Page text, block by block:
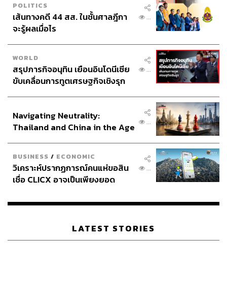
ปรากฏการณ์นี้ถูกตั้งฉายาโดยนักวิจารณ์บางส่วนว่า
‘Donald Dash’ เพราะตัวเลขพุ่งสูงขึ้นในสมัยที่ 2 ของทรัมป์
แต่จริงๆ แล้วแนวโน้มนี้ก่อตัวมาหลายปี โดยได้แรงหนุนจาก
การทำงานทางไกลที่แพร่หลาย, ค่าครองชีพที่สูงขึ้น และ
ความต้องการไลฟ์สไตล์ในต่างแดนที่รู้สึกว่าเอื้อมถึงได้ โดย
เฉพาะในยุโรป
แม้จะยังไม่มีชุดข้อมูลใดที่ระบุจำนวนได้แม่นยำ แต่ประเมิน
กันว่ามีชาวอเมริกันราว 4-9 ล้านคนที่ใช้ชีวิตอยู่นอกสหรัฐฯ
อยู่แล้ว กระทรวงการต่างประเทศสหรัฐฯ ประเมินว่าในปี
2022 มีชาวอเมริกันอาศัยในเม็กซิโก 1.6 ล้านคน ส่วน
อังกฤษมีมากกว่า 3.25 แสนคน ซึ่งเป็นส่วนหนึ่งของชาว
อเมริกันกว่า 1.5 ล้านคนที่อาศัยในยุโรป ตามข้อมูลของ
สมาคมชาวอเมริกันที่พำนักในต่างแดน (Association of
‘ยุโรป’ ในเกือบทุกประเทศสมาชิกของสหภาพยุโรป (EU) ทั้ง
27 ชาติ จำนวนชาวอเมริกันที่เข้าไปใช้ชีวิตและทำงานอยู่ใน
POLITICS
เส้นทางคดี 44 สส. ในชั้นศาลฎีกา
จะรู้ผลเมื่อไร
...
WORLD
สรุปภารกิจอนุทิน เยือนอินโดนีเซีย
ขับเคลื่อนการทูตเศรษฐกิจเชิงรุก
...
Navigating Neutrality:
Thailand and China in the Age
...
BUSINESS / ECONOMIC
วิเคราะห์ปรากฏการณ์คนแห่ขอสิน
เชื่อ CLICX อาจเป็นเพียงยอด
เรือนไทยที่ถูกซุกไว้
...
LATEST STORIES